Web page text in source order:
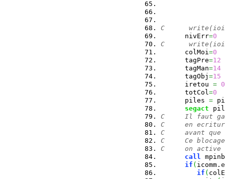
C
      nivErr
=0
C
      colMoi
=0
      tagPre
=12
      tagMan
=14
      tagObj
=15
      iretou
= 0
      totCol
=0
      piles
=
segact
C     Il faut
C     en
C     avant que
C     Ce
C     on active
call
if ( icomm.
if (